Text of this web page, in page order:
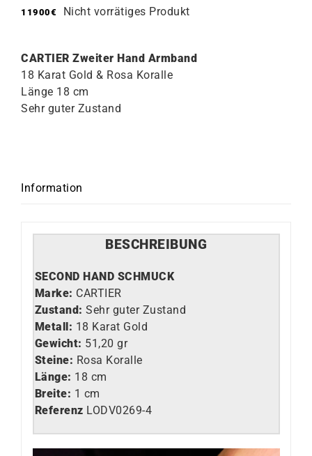
11900€ Nicht vorrätiges Produkt
CARTIER Zweiter Hand Armband
18 Karat Gold & Rosa Koralle
Länge 18 cm
Sehr guter Zustand
Information
BESCHREIBUNG
SECOND HAND SCHMUCK
Marke: CARTIER
Zustand: Sehr guter Zustand
Metall: 18 Karat Gold
Gewicht: 51,20 gr
Steine: Rosa Koralle
Länge: 18 cm
Breite: 1 cm
Referenz LODV0269-4